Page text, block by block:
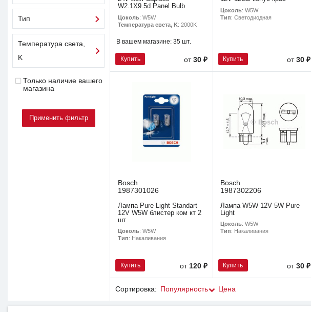
Тип
Температура света,
K
Только наличие вашего
магазина
W2.1X9.5d Panel Bulb
Цоколь: W5W
Температура света, K: 2000K
В вашем магазине: 35 шт.
Купить от30 ₽
Цоколь: W5W
Тип: Светодиодная
Купить от 30 ₽
Bosch
1987301026
Лампа Pure Light Standart
12V W5W блистер ком кт 2
шт
Цоколь: W5W
Тип: Накаливания
Купить от 120 ₽
Bosch
1987302206
Лампа W5W 12V 5W Pure
Light
Цоколь: W5W
Тип: Накаливания
Купить от 30 ₽
Сортировка: Популярность Цена